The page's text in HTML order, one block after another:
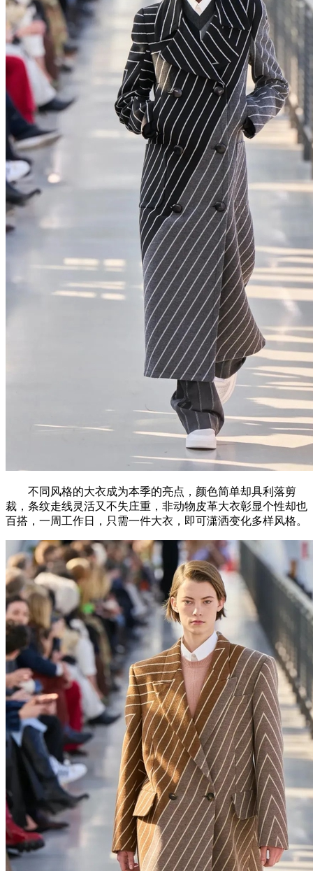
不同风格的大衣成为本季的亮点，颜色简单却具利落剪
裁，条纹走线灵活又不失庄重，非动物皮革大衣彰显个性却也
百搭，一周工作日，只需一件大衣，即可潇洒变化多样风格。